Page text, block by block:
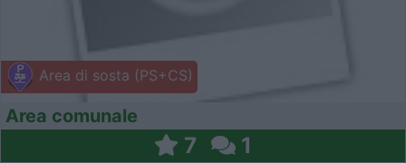
Area di sosta (PS+CS)
Area comunale
7 1